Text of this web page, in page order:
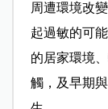
周遭環境改
起過敏的可
的居家環境
觸，及早期